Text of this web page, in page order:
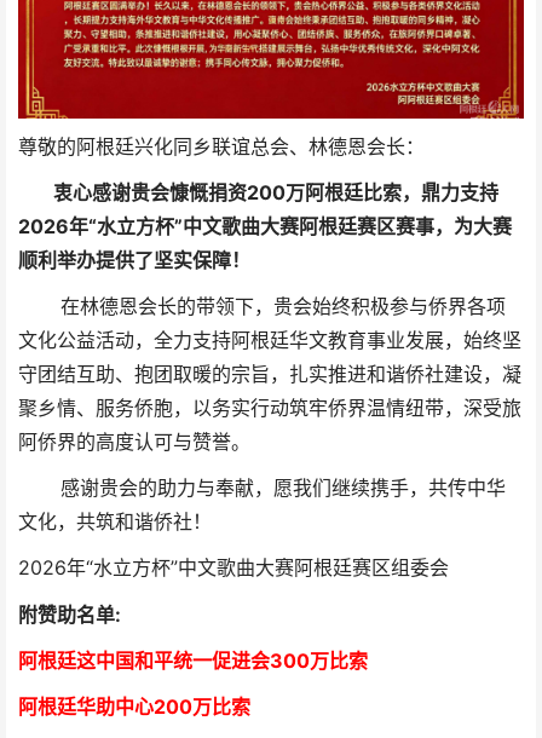
尊敬的阿根廷兴化同乡联谊总会、林德恩会长：
衷心感谢贵会慷慨捐资200万阿根廷比索，鼎力支持
2026年“水立方杯”中文歌曲大赛阿根廷赛区赛事，为大赛
顺利举办提供了坚实保障！
在林德恩会长的带领下，贵会始终积极参与侨界各项
文化公益活动，全力支持阿根廷华文教育事业发展，始终坚
守团结互助、抱团取暖的宗旨，扎实推进和谐侨社建设，凝
聚乡情、服务侨胞，以务实行动筑牢侨界温情纽带，深受旅
阿侨界的高度认可与赞誉。
感谢贵会的助力与奉献，愿我们继续携手，共传中华
文化，共筑和谐侨社！
2026年“水立方杯”中文歌曲大赛阿根廷赛区组委会
附赞助名单:
阿根廷这中国和平统一促进会300万比索
阿根廷华助中心200万比索